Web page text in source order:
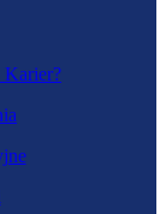
Karier?